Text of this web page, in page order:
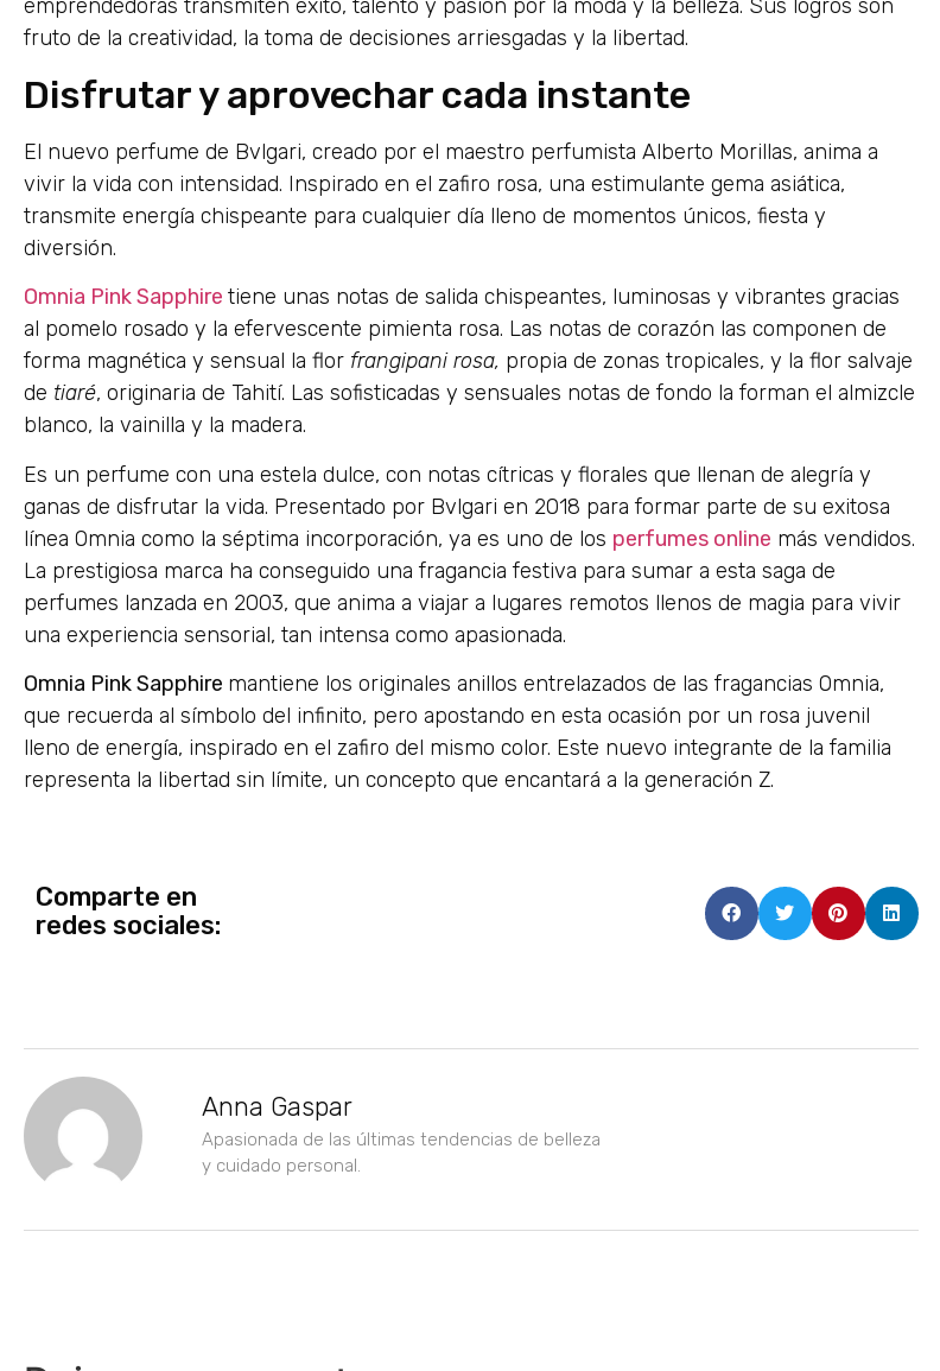
emprendedoras transmiten éxito, talento y pasión por la moda y la belleza. Sus logros son
fruto de la creatividad, la toma de decisiones arriesgadas y la libertad.
Disfrutar y aprovechar cada instante
El nuevo perfume de Bvlgari, creado por el maestro perfumista Alberto Morillas, anima a
vivir la vida con intensidad. Inspirado en el zafiro rosa, una estimulante gema asiática,
transmite energía chispeante para cualquier día lleno de momentos únicos, fiesta y
diversión.
Omnia Pink Sapphire tiene unas notas de salida chispeantes, luminosas y vibrantes gracias
al pomelo rosado y la efervescente pimienta rosa. Las notas de corazón las componen de
forma magnética y sensual la flor frangipanirosa, propia de zonas tropicales, y la flor salvaje
de tiaré, originaria de Tahití. Las sofisticadas y sensuales notas de fondo la forman el almizcle
blanco, la vainilla y la madera.
Es un perfume con una estela dulce, con notas cítricas y florales que llenan de alegría y
ganas de disfrutar la vida. Presentado por Bvlgari en 2018 para formar parte de su exitosa
línea Omnia como la séptima incorporación, ya es uno de los perfumes online más vendidos.
La prestigiosa marca ha conseguido una fragancia festiva para sumar a esta saga de
perfumes lanzada en 2003, que anima a viajar a lugares remotos llenos de magia para vivir
una experiencia sensorial, tan intensa como apasionada.
Omnia Pink Sapphire mantiene los originales anillos entrelazados de las fragancias Omnia,
que recuerda al símbolo del infinito, pero apostando en esta ocasión por un rosa juvenil
lleno de energía, inspirado en el zafiro del mismo color. Este nuevo integrante de la familia
representa la libertad sin límite, un concepto que encantará a la generación Z.
Comparte en
redes sociales:
Anna Gaspar
Apasionada de las últimas tendencias de belleza
y cuidado personal.